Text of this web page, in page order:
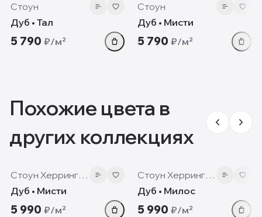
Стоун
Дуб • Тал
5 790 ₽/м²
Стоун
Дуб • Мисти
5 790 ₽/м²
Похожие цвета в
других коллекциях
8 мм
Стоун Херрингбон
Дуб • Мисти
5 990 ₽/м²
8 мм
Стоун Херрингбон
Дуб • Милос
5 990 ₽/м²